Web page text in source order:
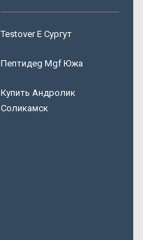
Testover E Сургут
Пептидeg Mgf Южа
Купить Андролик
Соликамск